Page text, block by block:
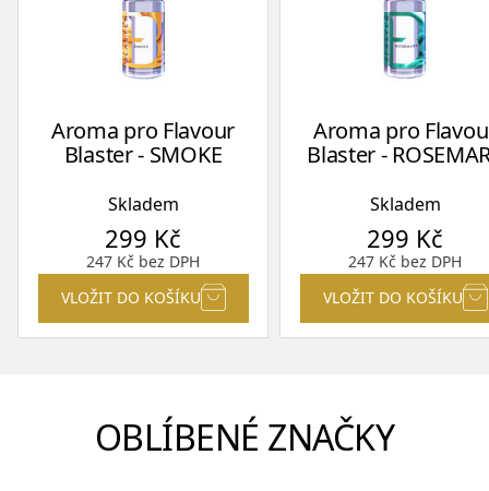
Aroma pro Flavour
Blaster - SMOKE
Skladem
299 Kč
247 Kč bez DPH
VLOŽIT DO KOŠÍKU
Aroma pro
Blaster -
Skladem
299 Kč
247 Kč bez DPH
VLOŽIT DO KOŠÍKU
OBLÍBENÉ ZNAČKY